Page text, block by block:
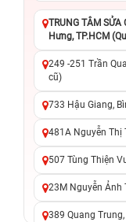
TRUNG TÂM
Hưng, TP.HCM
249 -251 Trần
cũ)
733 Hậu Giang,
481A Nguyễn Thị
507 Tùng Thiện
23M Nguyễn Ảnh
389 Quang